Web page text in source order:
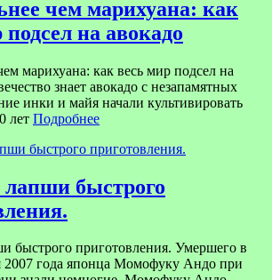
чем марихуана: как
на авокадо
марихуана: как весь мир подсел на
знает авокадо с незапамятных
инки и майя начали культивировать
лет Подробнее
быстрого
быстрого приготовления. Умершего в
2007 года японца Момофуку Андо при